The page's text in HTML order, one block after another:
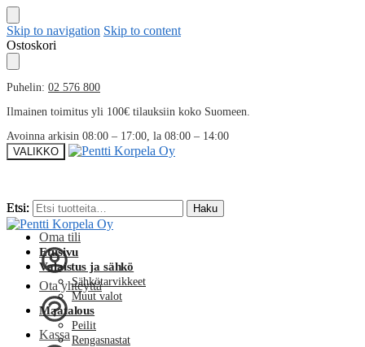
Skip to navigation Skip to content
Ostoskori
Puhelin: 02 576 800
Ilmainen toimitus yli 100€ tilauksiin koko Suomeen.
Avoinna arkisin 08:00 – 17:00, la 08:00 – 14:00
VALIKKO
Etsi: Haku
Oma tili
Ota yhteyttä
Kassa
Etsi: Haku
Etusivu
Valaistus ja sähkö
Sähkötarvikkeet
Muut valot
Maatalous
Peilit
Rengasnastat